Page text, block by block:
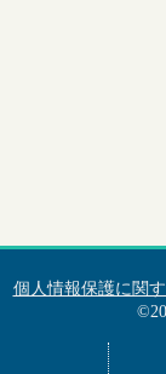
個人情報保護に関